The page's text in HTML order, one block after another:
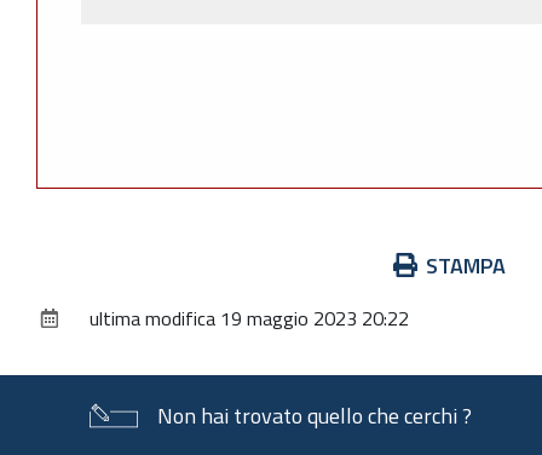
documento
STAMPA
ultima modifica 19 maggio 2023 20:22
Non hai trovato quello che cerchi ?